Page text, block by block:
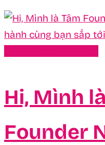
Hi, Mình
Founder